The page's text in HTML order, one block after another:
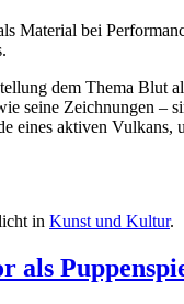
Material bei
dem Thema Blut
seine Zeichnungen –
eines aktiven Vulkans,
in Kunst und Kultur.
als